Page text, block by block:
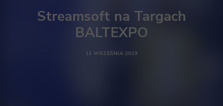
Streamsoft na Targach
BALTEXPO
12 WRZEŚNIA 2019